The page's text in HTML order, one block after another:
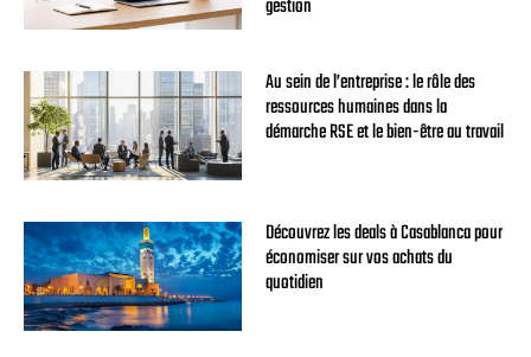
gestion
Au sein de l’entreprise : le rôle des
ressources humaines dans la
démarche RSE et le bien-être au travail
Découvrez les deals à Casablanca pour
économiser sur vos achats du
quotidien